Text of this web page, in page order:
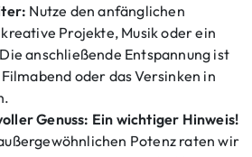
Nutze den anfänglichen
Projekte, Musik oder ein
anschließende Entspannung ist
oder das Versinken in
Genuss: Ein wichtiger Hinweis!
Potenz raten wir